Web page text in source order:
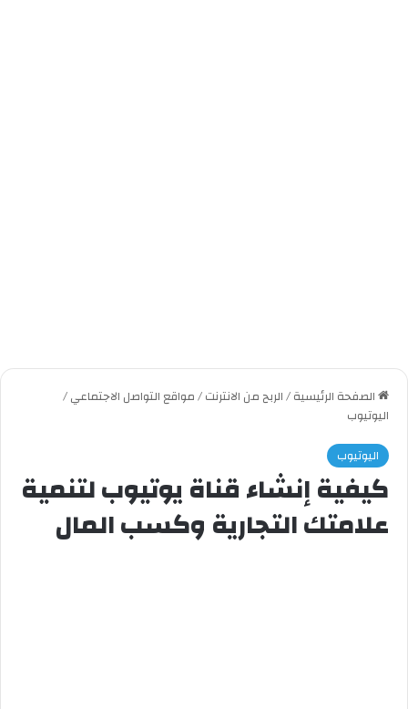
الصفحة الرئيسية/الربح من الانترنت/مواقع التواصل الاجتماعي/
اليوتيوب
اليوتيوب
كيفية إنشاء قناة يوتيوب لتنمية
علامتك التجارية وكسب المال